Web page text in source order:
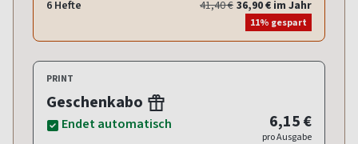
6 Hefte 41,40 € 36,90 € im Jahr
11% gespart
PRINT
Geschenkabo
Endet automatisch 6,15 €
pro Ausgabe